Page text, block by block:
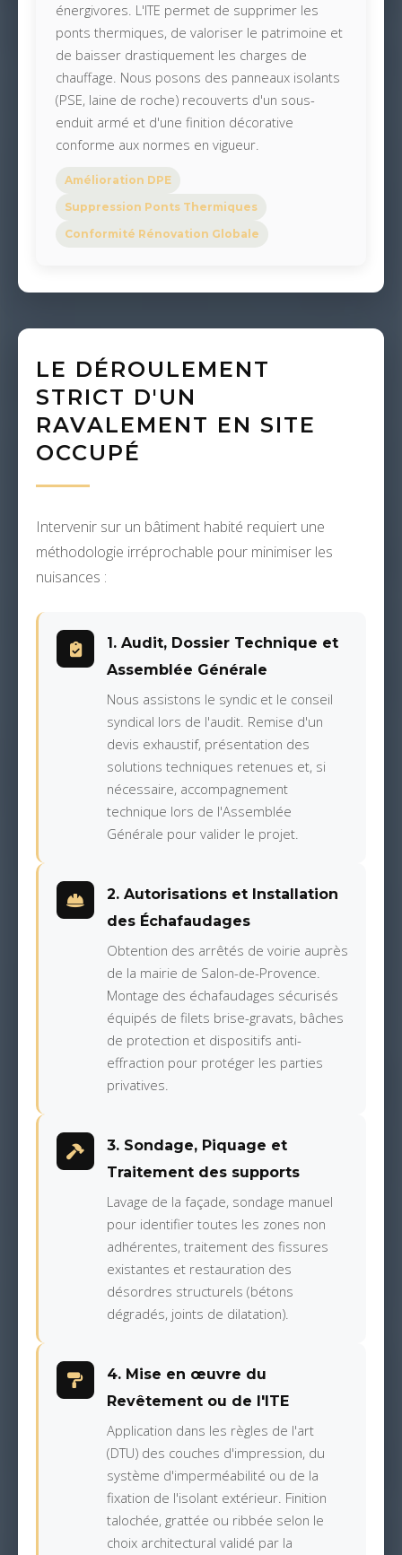
énergivores. L'ITE permet de supprimer les
ponts thermiques, de valoriser le patrimoine et
de baisser drastiquement les charges de
chauffage. Nous posons des panneaux isolants
(PSE, laine de roche) recouverts d'un sous-
enduit armé et d'une finition décorative
conforme aux normes en vigueur.
Amélioration DPE
Suppression Ponts Thermiques
Conformité Rénovation Globale
LE DÉROULEMENT
STRICT D'UN
RAVALEMENT EN SITE
OCCUPÉ
Intervenir sur un bâtiment habité requiert une
méthodologie irréprochable pour minimiser les
nuisances :
1. Audit, Dossier Technique et
Assemblée Générale
Nous assistons le syndic et le conseil
syndical lors de l'audit. Remise d'un
devis exhaustif, présentation des
solutions techniques retenues et, si
nécessaire, accompagnement
technique lors de l'Assemblée
Générale pour valider le projet.
2. Autorisations et Installation
des Échafaudages
Obtention des arrêtés de voirie auprès
de la mairie de Salon-de-Provence.
Montage des échafaudages sécurisés
équipés de filets brise-gravats, bâches
de protection et dispositifs anti-
effraction pour protéger les parties
privatives.
3. Sondage, Piquage et
Traitement des supports
Lavage de la façade, sondage manuel
pour identifier toutes les zones non
adhérentes, traitement des fissures
existantes et restauration des
désordres structurels (bétons
dégradés, joints de dilatation).
4. Mise en œuvre du
Revêtement ou de l'ITE
Application dans les règles de l'art
(DTU) des couches d'impression, du
système d'imperméabilité ou de la
fixation de l'isolant extérieur. Finition
talochée, grattée ou ribbée selon le
choix architectural validé par la